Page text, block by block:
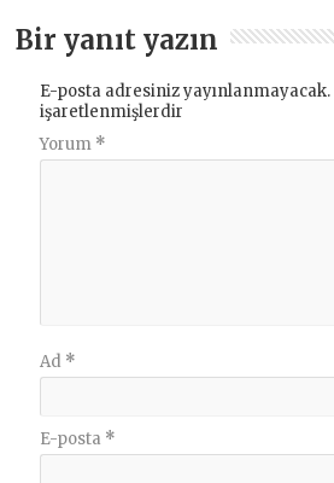
Bir yanıt yazın
E-posta adresiniz yayınlanmayacak.
işaretlenmişlerdir
Yorum *
Ad *
E-posta *